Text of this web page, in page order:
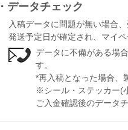
・データチェック
入稿データに問題が無い場合
発送予定日が確定され、マイ
データに不備がある場
す。
*再入稿となった場合、
※シール・ステッカー(
ご入金確認後のデータ